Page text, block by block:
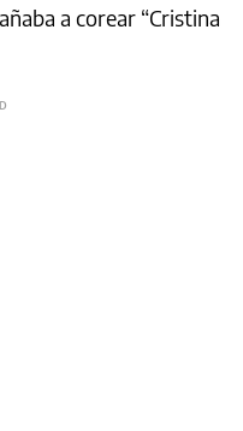
a corear “Cristina